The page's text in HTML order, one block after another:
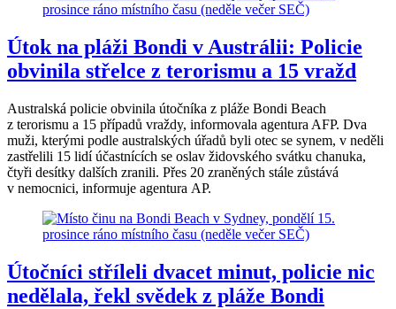
Útok na pláži Bondi v Austrálii: Policie
obvinila střelce z terorismu a 15 vražd
Australská policie obvinila útočníka z pláže Bondi Beach
z terorismu a 15 případů vraždy, informovala agentura AFP. Dva
muži, kterými podle australských úřadů byli otec se synem, v neděli
zastřelili 15 lidí účastnících se oslav židovského svátku chanuka,
čtyři desítky dalších zranili. Přes 20 zraněných stále zůstává
v nemocnici, informuje agentura AP.
Útočníci stříleli dvacet minut, policie nic
nedělala, řekl svědek z pláže Bondi